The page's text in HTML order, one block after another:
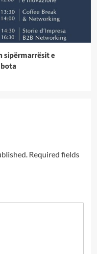
sipërmarrësit e
Required fields